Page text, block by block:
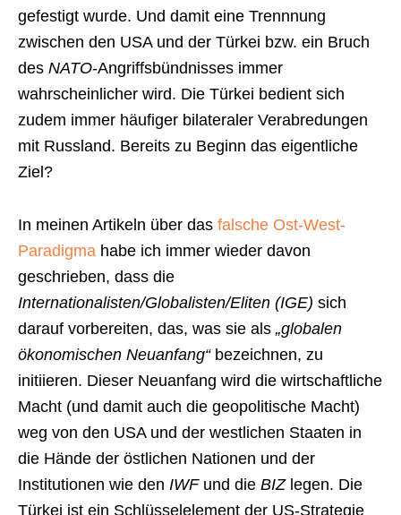
gefestigt wurde. Und damit eine Trennnung
zwischen den USA und der Türkei bzw. ein Bruch
des NATO-Angriffsbündnisses immer
wahrscheinlicher wird. Die Türkei bedient sich
zudem immer häufiger bilateraler Verabredungen
mit Russland. Bereits zu Beginn das eigentliche
Ziel?
In meinen Artikeln über das falsche Ost-West-
Paradigma habe ich immer wieder davon
geschrieben, dass die
Internationalisten/Globalisten/Eliten (IGE) sich
darauf vorbereiten, das, was sie als „globalen
ökonomischen Neuanfang“bezeichnen, zu
initiieren. Dieser Neuanfang wird die wirtschaftliche
Macht (und damit auch die geopolitische Macht)
weg von den USA und der westlichen Staaten in
die Hände der östlichen Nationen und der
Institutionen wie den IWFund die BIZlegen. Die
Türkei ist ein Schlüsselelement der US-Strategie